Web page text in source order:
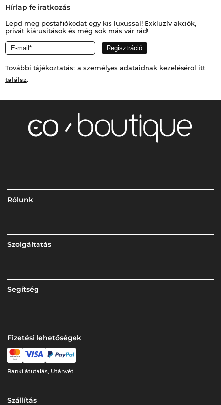
Hírlap feliratkozás
Lepd meg postafiókodat egy kis luxussal! Exkluzív akciók,
privát kiárusítások és még sok más vár rád!
További tájékoztatást a személyes adataidnak kezeléséről itt
találsz.
Rólunk
Szolgáltatás
Segítség
Fizetési lehetőségek
Banki átutalás, Utánvét
Szállítás